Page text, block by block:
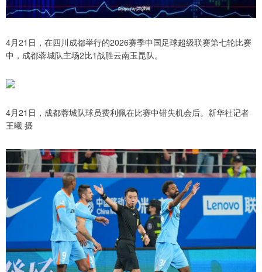
4月21日，在四川成都举行的2026赛季中国足球超级联赛第七轮比赛
中，成都蓉城队主场2比1战胜云南玉昆队。
4月21日，成都蓉城队球员费利佩在比赛中错失机会后。新华社记者
王曦 摄